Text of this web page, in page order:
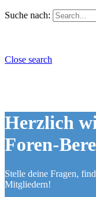
Suche nach:
Close search
Herzlich
Foren-
Stelle deine Fragen,
Mitgliedern!